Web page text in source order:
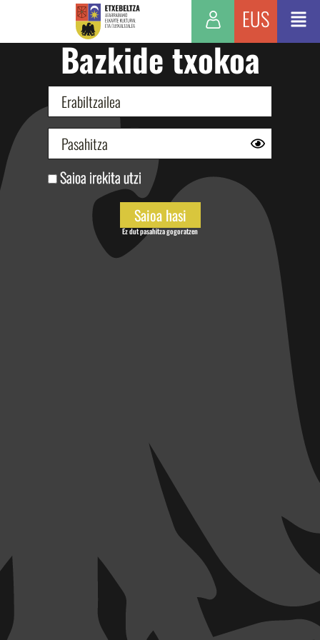
EUS
Bazkide txokoa
Saioa irekita utzi
Ez dut pasahitza gogoratzen